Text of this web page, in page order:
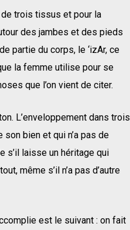
trois tissus et pour la
des jambes et des pieds
partie du corps, le ‘izAr, ce
la femme utilise pour se
que l’on vient de citer.
L’enveloppement dans trois
bien et qui n’a pas de
s’il laisse un héritage qui
même s’il n’a pas d’autre
est le suivant : on fait